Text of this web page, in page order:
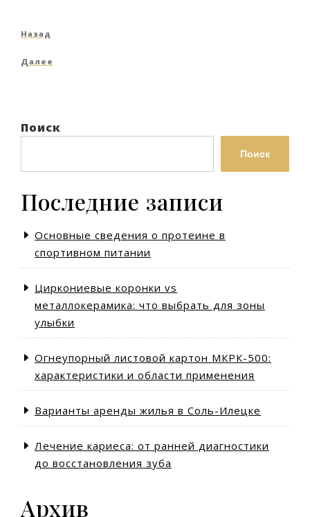
Навигация
по
Предыдущая
Назад
Следующая
Далее
Поиск
Поиск
Последние записи
Основные сведения о протеине в
спортивном питании
Циркониевые коронки vs
металлокерамика: что выбрать для зоны
улыбки
Огнеупорный листовой картон МКРК-500:
характеристики и области применения
Варианты аренды жилья в Соль-Илецке
Лечение кариеса: от ранней диагностики
до восстановления зуба
Архив